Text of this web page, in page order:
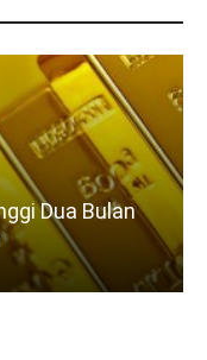
Dua Bulan